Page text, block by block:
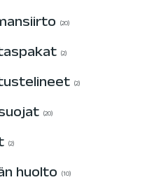
20
2
2
20
2
huolto 10